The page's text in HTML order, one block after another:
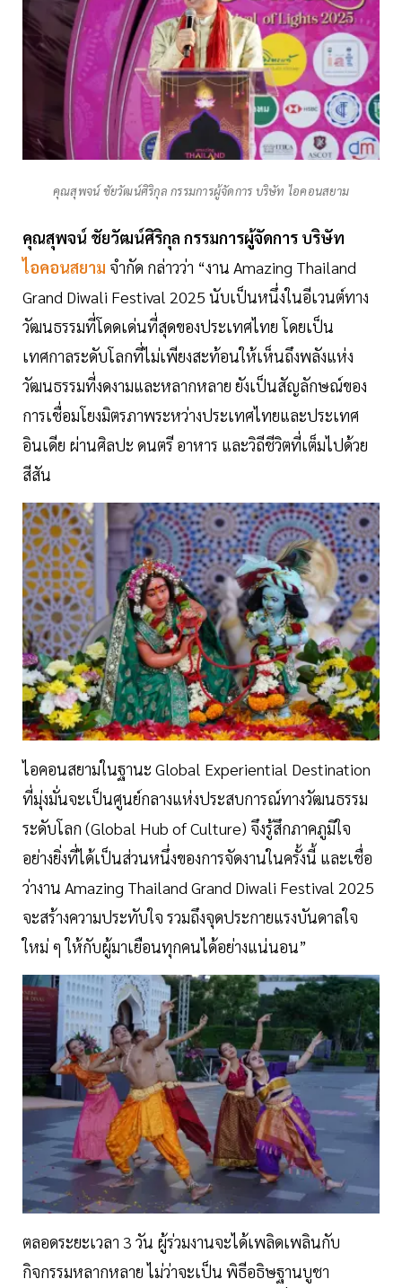
คุณสุพจน์ ชัยวัฒน์ศิริกุล กรรมการผู้จัดการ บริษัท ไอคอนสยาม
คุณสุพจน์ ชัยวัฒน์ศิริกุล กรรมการผู้จัดการ บริษัท
ไอคอนสยาม จำกัด กล่าวว่า “งาน Amazing Thailand
Grand Diwali Festival 2025 นับเป็นหนึ่งในอีเวนต์ทาง
วัฒนธรรมที่โดดเด่นที่สุดของประเทศไทย โดยเป็น
เทศกาลระดับโลกที่ไม่เพียงสะท้อนให้เห็นถึงพลังแห่ง
วัฒนธรรมที่งดงามและหลากหลาย ยังเป็นสัญลักษณ์ของ
การเชื่อมโยงมิตรภาพระหว่างประเทศไทยและประเทศ
อินเดีย ผ่านศิลปะ ดนตรี อาหาร และวิถีชีวิตที่เต็มไปด้วย
สีสัน
ไอคอนสยามในฐานะ Global Experiential Destination
ที่มุ่งมั่นจะเป็นศูนย์กลางแห่งประสบการณ์ทางวัฒนธรรม
ระดับโลก (Global Hub of Culture) จึงรู้สึกภาคภูมิใจ
อย่างยิ่งที่ได้เป็นส่วนหนึ่งของการจัดงานในครั้งนี้ และเชื่อ
ว่างาน Amazing Thailand Grand Diwali Festival 2025
จะสร้างความประทับใจ รวมถึงจุดประกายแรงบันดาลใจ
ใหม่ ๆ ให้กับผู้มาเยือนทุกคนได้อย่างแน่นอน”
ตลอดระยะเวลา 3 วัน ผู้ร่วมงานจะได้เพลิดเพลินกับ
กิจกรรมหลากหลาย ไม่ว่าจะเป็น พิธีอธิษฐานบูชา